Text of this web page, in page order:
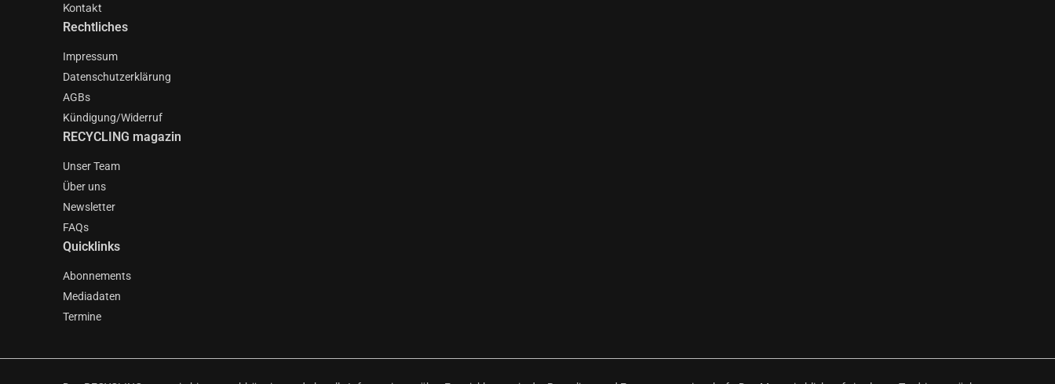
Kontakt
Rechtliches
Impressum
Datenschutzerklärung
AGBs
Kündigung/Widerruf
RECYCLING magazin
Unser Team
Über uns
Newsletter
FAQs
Quicklinks
Abonnements
Mediadaten
Termine